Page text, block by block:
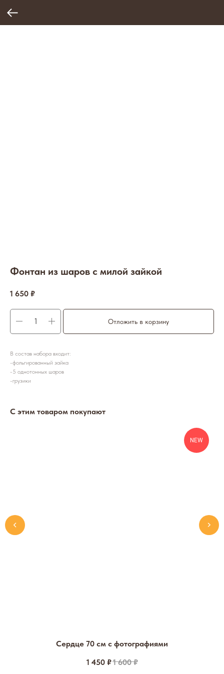
Фонтан из шаров с милой зайкой
1 650 ₽
Отложить в корзину
В состав набора входит:
-фольгированный зайка
-5 однотонных шаров
-грузики
С этим товаром покупают
NEW
Сердце 70 см с фотографиями
1 450 ₽1 600 ₽